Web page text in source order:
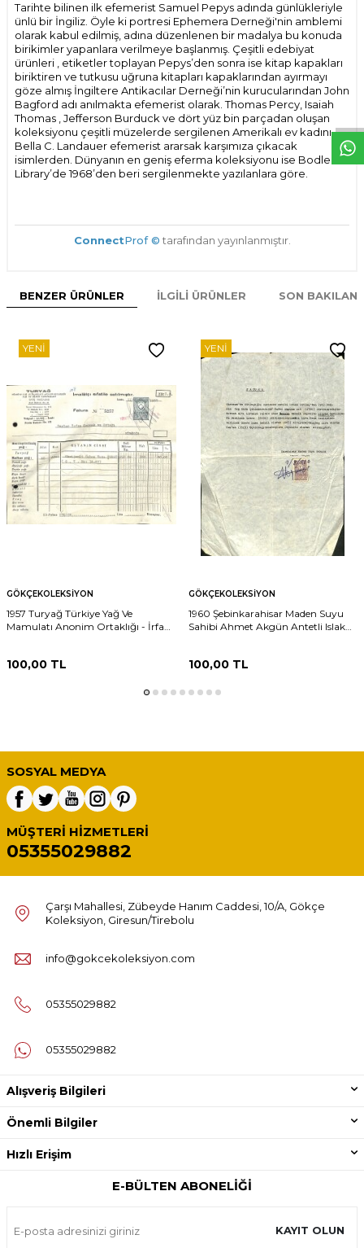
W
h
t
s
p
p
D
e
s
e
H
a
t
t
Tarihte bilinen ilk efemerist Samuel Pepys adında günlükleriyle
ünlü bir İngiliz. Öyle ki portresi Ephemera Derneği'nin amblemi
olarak kabul edilmiş, adına düzenlenen bir madalya bu konuda
birikimler yapanlara verilmeye başlanmış. Çeşitli edebiyat
ürünleri , etiketler toplayan Pepys’den sonra ise kitap kapakları
biriktiren ve tutkusu uğruna kitapları kapaklarından ayırmayı
göze almış İngiltere Antikacılar Derneği’nin kurucularından John
Bagford adı anılmakta efemerist olarak. Thomas Percy, Isaiah
Thomas , Jefferson Burduck ve dört yüz bin parçadan oluşan
koleksiyonu çeşitli müzelerde sergilenen Amerikalı ev kadını
Bella C. Landauer efemerist ararsak karşımıza çıkacak
isimlerden. Dünyanın en geniş eferma koleksiyonu ise Bodleian
Library’de 1968’den beri sergilenmekte yazılanlara göre.
ConnectProf © tarafından yayınlanmıştır.
BENZER ÜRÜNLER İLGILI ÜRÜNLER SON
YENI
GÖKÇEKOLEKSIYON
1957 Turyağ Türkiye Yağ Ve
Mamulatı Anonim Ortaklığı - İrfan
100,00 TL
YENI
GÖKÇEKOLEKSIYON
1960 Şebinkarahisar Maden Suyu
Sahibi Ahmet Akgün Antetli Islak
100,00TL
SOSYAL MEDYA
MÜŞTERI HIZMETLERI
05355029882
Çarşı Mahallesi, Zübeyde Hanım Caddesi, 10/A, Gökçe
Koleksiyon, Giresun/Tirebolu
info@gokcekoleksiyon.com
05355029882
05355029882
Alışveriş Bilgileri
Önemli Bilgiler
Hızlı Erişim
E-BÜLTEN ABONELIĞI
KAYIT OLUN